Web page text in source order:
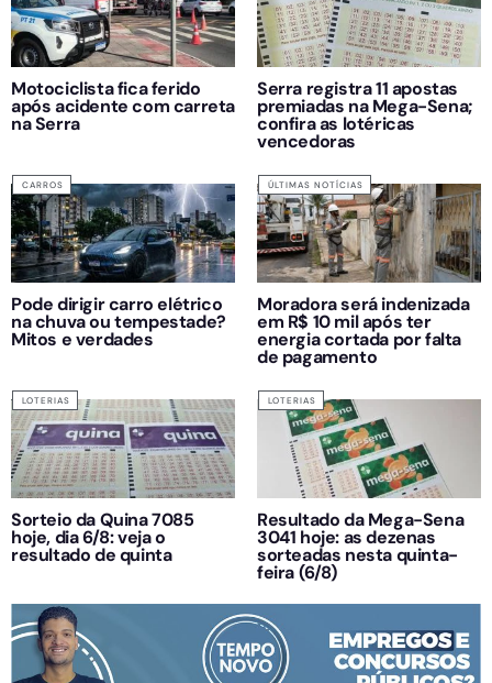
Motociclista fica ferido
após acidente com carreta
na Serra
Serra registra 11 apostas
premiadas na Mega-Sena;
confira as lotéricas
vencedoras
CARROS
Pode dirigir carro elétrico
na chuva ou tempestade?
Mitos e verdades
ÚLTIMAS NOTÍCIAS
Moradora será indenizada
em R$ 10 mil após ter
energia cortada por falta
de pagamento
LOTERIAS
Sorteio da Quina 7085
hoje, dia 6/8: veja o
resultado de quinta
LOTERIAS
Resultado da Mega-Sena
3041 hoje: as dezenas
sorteadas nesta quinta-
feira (6/8)